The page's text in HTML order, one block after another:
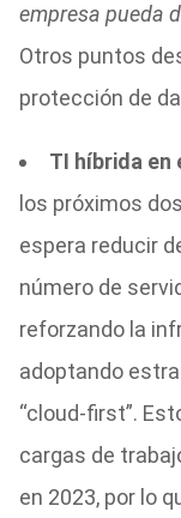
empresa pueda
Otros puntos
protección de
TI híbrida
los próximos
espera reducir
número de
reforzando la
adoptando
“cloud-first”.
cargas de
en 2023, por lo